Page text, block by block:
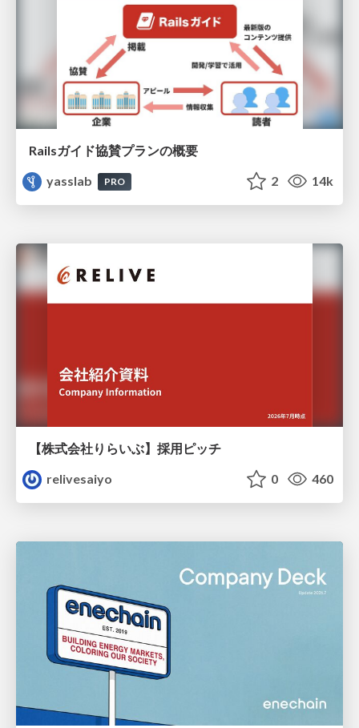
Railsガイド協賛プランの概要
yasslab
PRO 2 14k
【株式会社りらいぶ】採用ピッチ
relivesaiyo
0 460